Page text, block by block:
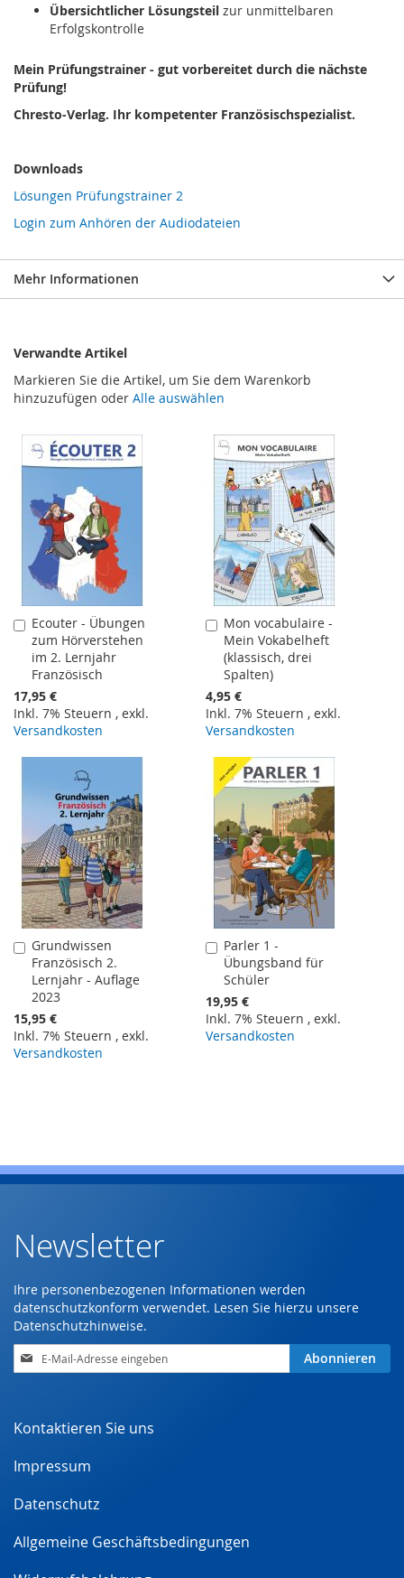
Übersichtlicher Lösungsteil zur unmittelbaren
Erfolgskontrolle
Mein Prüfungstrainer - gut vorbereitet durch die nächste
Prüfung!
Chresto-Verlag. Ihr kompetenter Französischspezialist.
Downloads
Lösungen Prüfungstrainer 2
Login zum Anhören der Audiodateien
Mehr Informationen
Verwandte Artikel
Markieren Sie die Artikel, um Sie dem Warenkorb
hinzuzufügen oder Alle auswählen
Ecouter - Übungen
zum Hörverstehen
im 2. Lernjahr
Französisch
17,95 €
Inkl. 7% Steuern , exkl.
Versandkosten
In
den
Warenkorb
Mon vocabulaire -
Mein Vokabelheft
(klassisch, drei
Spalten)
4,95 €
Inkl. 7% Steuern ,exkl.
Versandkosten
In
den
Warenkorb
Grundwissen
Französisch 2.
Lernjahr - Auflage
2023
15,95 €
Inkl. 7% Steuern , exkl.
Versandkosten
In
den
Warenkorb
Parler 1 -
Übungsband für
Schüler
19,95 €
Inkl. 7% Steuern ,exkl.
Versandkosten
In
den
Warenkorb
Newsletter
Ihre personenbezogenen Informationen werden
datenschutzkonform verwendet. Lesen Sie hierzu unsere
Datenschutzhinweise.
Anmeldung
zum
Abonnieren
Kontaktieren Sie uns
Impressum
Datenschutz
Allgemeine Geschäftsbedingungen